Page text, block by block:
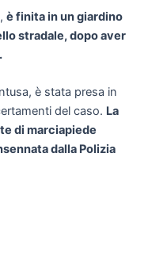
è finita in un giardino
stradale, dopo aver
è stata presa in
del caso. La
di marciapiede
dalla Polizia